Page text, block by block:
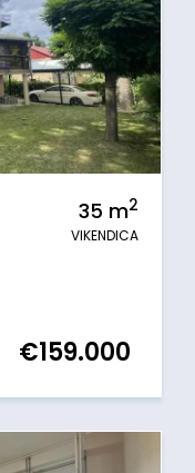
35 m2
VIKENDICA
€159.000